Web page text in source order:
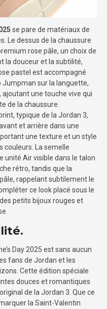
se pare de matériaux de
Le dessus de la chaussure
rose pâle, un choix de
la douceur et la subtilité,
pastel est accompagné
Jumpman sur la languette,
une touche vive qui
de la chaussure.
typique de la Jordan 3,
et arrière dans une
une texture et un style
couleurs. La semelle
unité Air visible dans le talon
rétro, tandis que la
rappelant subtilement le
ce look placé sous le
petits bijoux rouges et
Day 2025 est sans aucun
fans de Jordan et les
Cette édition spéciale
douces et romantiques
de la Jordan 3. Que ce
la Saint-Valentin